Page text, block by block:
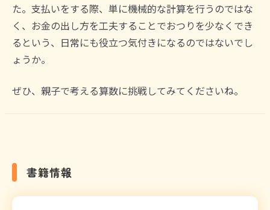
た。支払いをする際、単に機械的な計算を行うのではな
く、お金の出し方を工夫することでおつりを少なくでき
るという、日常にも役立つ気付きになるのではないでし
ょうか。
ぜひ、親子で考える算数に挑戦してみてくださいね。
書籍情報